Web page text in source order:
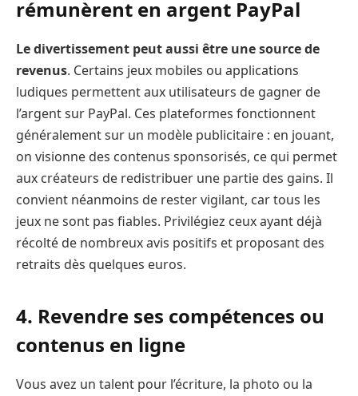
rémunèrent en argent PayPal
Le divertissement peut aussi être une source de
revenus. Certains jeux mobiles ou applications
ludiques permettent aux utilisateurs de gagner de
l’argent sur PayPal. Ces plateformes fonctionnent
généralement sur un modèle publicitaire : en jouant,
on visionne des contenus sponsorisés, ce qui permet
aux créateurs de redistribuer une partie des gains. Il
convient néanmoins de rester vigilant, car tous les
jeux ne sont pas fiables. Privilégiez ceux ayant déjà
récolté de nombreux avis positifs et proposant des
retraits dès quelques euros.
4. Revendre ses compétences ou
contenus en ligne
Vous avez un talent pour l’écriture, la photo ou la